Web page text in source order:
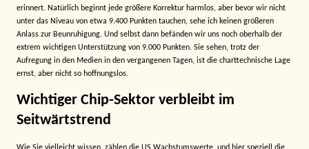
erinnert. Natürlich beginnt jede größere Korrektur harmlos, aber bevor wir nicht
unter das Niveau von etwa 9.400 Punkten tauchen, sehe ich keinen größeren
Anlass zur Beunruhigung. Und selbst dann befänden wir uns noch oberhalb der
extrem wichtigen Unterstützung von 9.000 Punkten. Sie sehen, trotz der
Aufregung in den Medien in den vergangenen Tagen, ist die charttechnische Lage
ernst, aber nicht so hoffnungslos.
Wichtiger Chip-Sektor verbleibt im
Seitwärtstrend